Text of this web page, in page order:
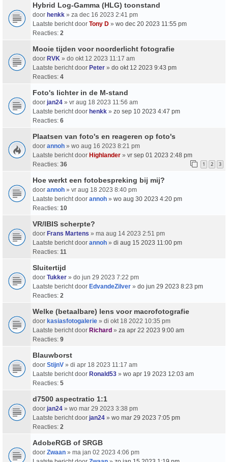
Hybrid Log-Gamma (HLG) toonstand
door henkk » za dec 16 2023 2:41 pm
Laatste bericht door Tony D » wo dec 20 2023 11:55 pm
Reacties: 2
Mooie tijden voor noorderlicht fotografie
door RVK » do okt 12 2023 11:17 am
Laatste bericht door Peter » do okt 12 2023 9:43 pm
Reacties: 4
Foto's lichter in de M-stand
door jan24 » vr aug 18 2023 11:56 am
Laatste bericht door henkk » zo sep 10 2023 4:47 pm
Reacties: 6
Plaatsen van foto's en reageren op foto's
door annoh » wo aug 16 2023 8:21 pm
Laatste bericht door Highlander » vr sep 01 2023 2:48 pm
Reacties: 36 1 2 3
Hoe werkt een fotobespreking bij mij?
door annoh » vr aug 18 2023 8:40 pm
Laatste bericht door annoh » wo aug 30 2023 4:20 pm
Reacties: 10
VR/IBIS scherpte?
door Frans Martens » ma aug 14 2023 2:51 pm
Laatste bericht door annoh » di aug 15 2023 11:00 pm
Reacties: 11
Sluitertijd
door Tukker » do jun 29 2023 7:22 pm
Laatste bericht door EdvandeZilver » do jun 29 2023 8:23 pm
Reacties: 2
Welke (betaalbare) lens voor macrofotografie
door kasiasfotogalerie » di okt 18 2022 10:35 pm
Laatste bericht door Richard » za apr 22 2023 9:00 am
Reacties: 9
Blauwborst
door StijnV » di apr 18 2023 11:17 am
Laatste bericht door Ronald53 » wo apr 19 2023 12:03 am
Reacties: 5
d7500 aspectratio 1:1
door jan24 » wo mar 29 2023 3:38 pm
Laatste bericht door jan24 » wo mar 29 2023 7:05 pm
Reacties: 2
AdobeRGB of SRGB
door Zwaan » ma jan 02 2023 4:06 pm